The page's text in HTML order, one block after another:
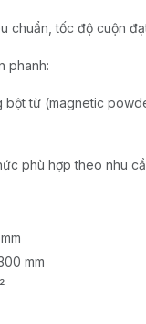
chuẩn, tốc độ cuộn
phanh:
từ (magnetic
phù hợp theo nhu
mm